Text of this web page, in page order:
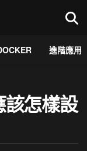
進階應用
怎樣設